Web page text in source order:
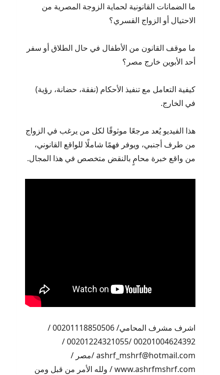
ما الضمانات القانونية لحماية الزوجة المصرية من
الاحتيال أو الزواج القسري؟
ما موقف القانون من الأطفال في حال الطلاق أو سفر
أحد الأبوين خارج مصر؟
كيفية التعامل مع تنفيذ الأحكام (نفقة، حضانة، رؤية)
في الخارج.
هذا الفيديو يُعد مرجعًا موثوقًا لكل من يرغب في الزواج
من طرف أجنبي، ويوفر فهمًا شاملًا للواقع القانوني،
من واقع خبرة محامٍ بالنقض متخصص في هذا المجال.
اشرف مشرف المحامي/ 00201118850506 /
00201004624392 /00201224321055 /
ashrf_mshrf@hotmail.com /مصر /
www.ashrfmshrf.com / ولله الأمر من قبل ومن